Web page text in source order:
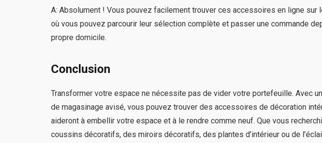
A: Absolument ! Vous pouvez facilement trouver ces accessoires en ligne sur
où vous pouvez parcourir leur sélection complète et passer une commande
propre domicile.
Conclusion
Transformer votre espace ne nécessite pas de vider votre portefeuille. Avec
de magasinage avisé, vous pouvez trouver des accessoires de décoration
aideront à embellir votre espace et à le rendre comme neuf. Que vous
coussins décoratifs, des miroirs décoratifs, des plantes d’intérieur ou de